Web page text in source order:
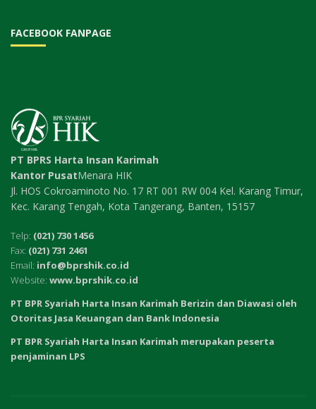
FACEBOOK FANPAGE
PT BPRS Harta Insan Karimah
Kantor PusatMenara HIK
Jl. HOS Cokroaminoto No. 17 RT 001 RW 004 Kel. Karang Timur,
Kec. Karang Tengah, Kota Tangerang, Banten, 15157
Telp: (021) 730 1456
Fax: (021) 731 2461
Email: info@bprshik.co.id
Website: www.bprshik.co.id
PT BPR Syariah Harta Insan Karimah Berizin dan Diawasi oleh
Otoritas Jasa Keuangan dan Bank Indonesia
PT BPR Syariah Harta Insan Karimah merupakan peserta
penjaminan LPS